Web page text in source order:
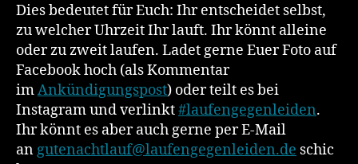
Dies bedeutet für Euch: Ihr entscheidet selbst,
zu welcher Uhrzeit Ihr lauft. Ihr könnt alleine
oder zu zweit laufen. Ladet gerne Euer Foto auf
Facebook hoch (als Kommentar
imAnkündigungspost) oder teilt es bei
Instagram und verlinkt#laufengegenleiden.
Ihr könnt es aber auch gerne per E-Mail
angutenachtlauf@laufengegenleiden.de schic